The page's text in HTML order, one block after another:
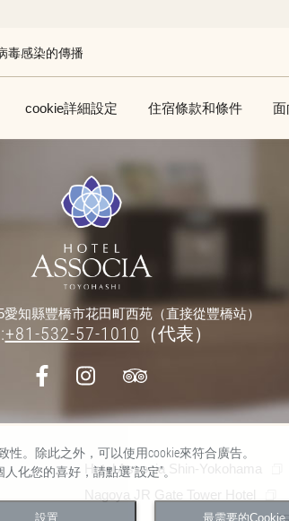
毒感染的傳播
cookie詳細設定 住宿條款和條件 面
愛知縣豐橋市花田町西苑（直接從豐橋站）
+81-532-57-1010 （代表）
Hotel Associa Shin-Yokohama
Nagoya JR Gate Tower Hotel
。除此之外，可以使用cookie來符合廣告。
化您的喜好，請點選“設定”。
最需要的Cookie
設置